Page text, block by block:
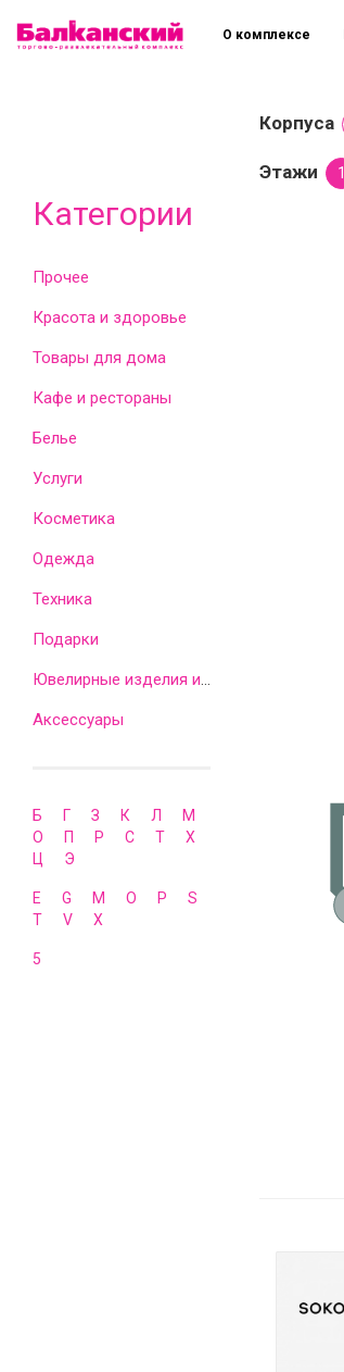
Категории
Прочее
Красота и здоровье
Товары для дома
Кафе и рестораны
Белье
Услуги
Косметика
Одежда
Техника
Подарки
Аксессуары
Б Г З К Л
М
О
П Р С Т
Х
Ц
Э
E G M O P
S
T
V X
5
О комплексе
Корпуса
Этажи 1